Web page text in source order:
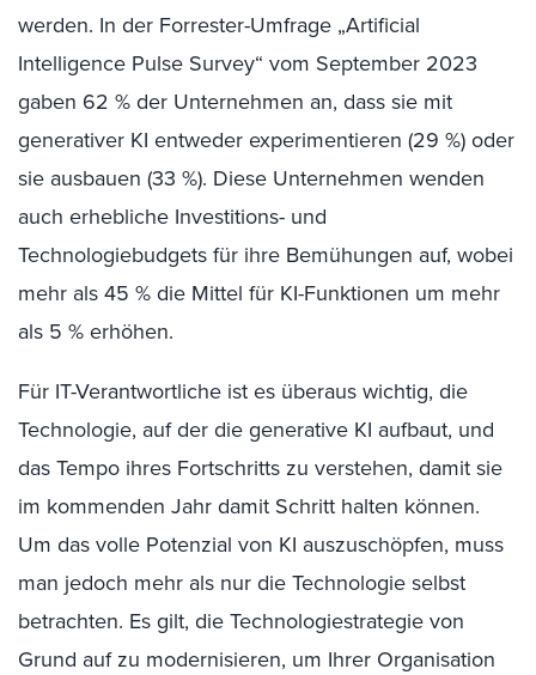
werden. In der Forrester-Umfrage „Artificial
Intelligence Pulse Survey“ vom September 2023
gaben 62 % der Unternehmen an, dass sie mit
generativer KI entweder experimentieren (29 %) oder
sie ausbauen (33 %). Diese Unternehmen wenden
auch erhebliche Investitions- und
Technologiebudgets für ihre Bemühungen auf, wobei
mehr als 45 % die Mittel für KI-Funktionen um mehr
als 5 % erhöhen.
Für IT-Verantwortliche ist es überaus wichtig, die
Technologie, auf der die generative KI aufbaut, und
das Tempo ihres Fortschritts zu verstehen, damit sie
im kommenden Jahr damit Schritt halten können.
Um das volle Potenzial von KI auszuschöpfen, muss
man jedoch mehr als nur die Technologie selbst
betrachten. Es gilt, die Technologiestrategie von
Grund auf zu modernisieren, um Ihrer Organisation